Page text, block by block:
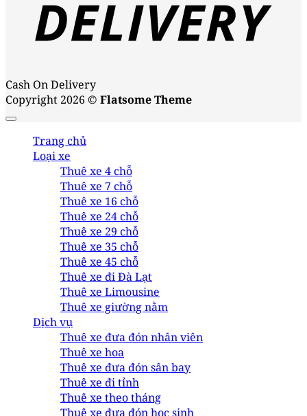
Cash On Delivery
Copyright 2026 © Flatsome Theme
Trang chủ
Loại xe
Thuê xe 4 chỗ
Thuê xe 7 chỗ
Thuê xe 16 chỗ
Thuê xe 24 chỗ
Thuê xe 29 chỗ
Thuê xe 35 chỗ
Thuê xe 45 chỗ
Thuê xe đi Đà Lạt
Thuê xe Limousine
Thuê xe giường nằm
Dịch vụ
Thuê xe đưa đón nhân viên
Thuê xe hoa
Thuê xe đưa đón sân bay
Thuê xe đi tỉnh
Thuê xe theo tháng
Thuê xe đưa đón học sinh